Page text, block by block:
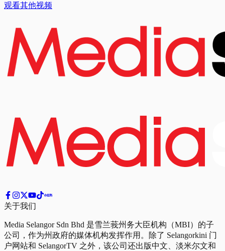
观看其他视频
关于我们
Media Selangor Sdn Bhd 是雪兰莪州务大臣机构（MBI）的子
公司，作为州政府的媒体机构发挥作用。除了 Selangorkini 门
户网站和 SelangorTV 之外，该公司还出版中文、淡米尔文和